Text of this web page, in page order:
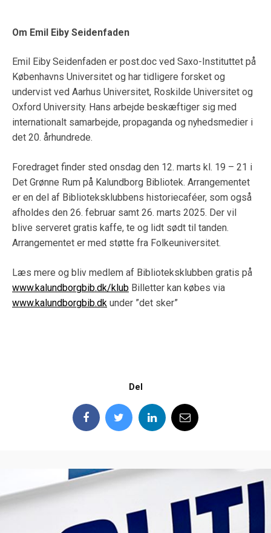
Om Emil Eiby Seidenfaden
Emil Eiby Seidenfaden er post.doc ved Saxo-Instituttet på
Københavns Universitet og har tidligere forsket og
undervist ved Aarhus Universitet, Roskilde Universitet og
Oxford University. Hans arbejde beskæftiger sig med
internationalt samarbejde, propaganda og nyhedsmedier i
det 20. århundrede.
Foredraget finder sted onsdag den 12. marts kl. 19 – 21 i
Det Grønne Rum på Kalundborg Bibliotek. Arrangementet
er en del af Biblioteksklubbens historiecaféer, som også
afholdes den 26. februar samt 26. marts 2025. Der vil
blive serveret gratis kaffe, te og lidt sødt til tanden.
Arrangementet er med støtte fra Folkeuniversitet.
Læs mere og bliv medlem af Biblioteksklubben gratis på
www.kalundborgbib.dk/klub Billetter kan købes via
www.kalundborgbib.dk under ”det sker”
Del